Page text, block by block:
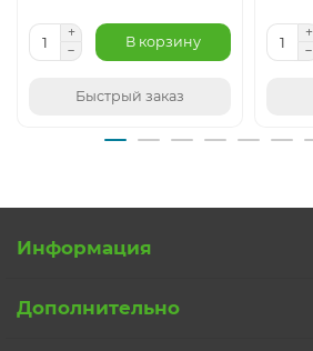
В корзину
Быстрый заказ
Информация
Дополнительно